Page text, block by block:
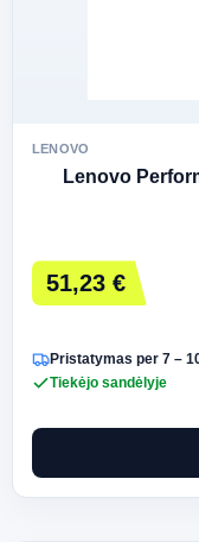
LENOVO
Lenovo
51,23 €
Pristatymas per 7 –
Tiekėjo sandėlyje